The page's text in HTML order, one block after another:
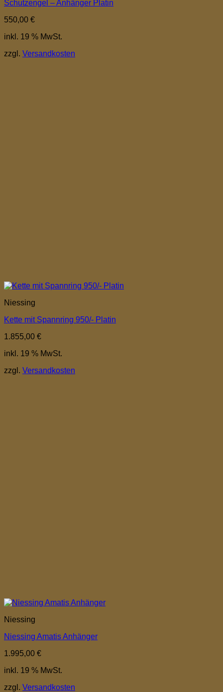
Schutzengel – Anhänger Platin
550,00 €
inkl. 19 % MwSt.
zzgl. Versandkosten
Niessing
Kette mit Spannring 950/- Platin
1.855,00 €
inkl. 19 % MwSt.
zzgl. Versandkosten
Niessing
Niessing Amatis Anhänger
1.995,00 €
inkl. 19 % MwSt.
zzgl. Versandkosten